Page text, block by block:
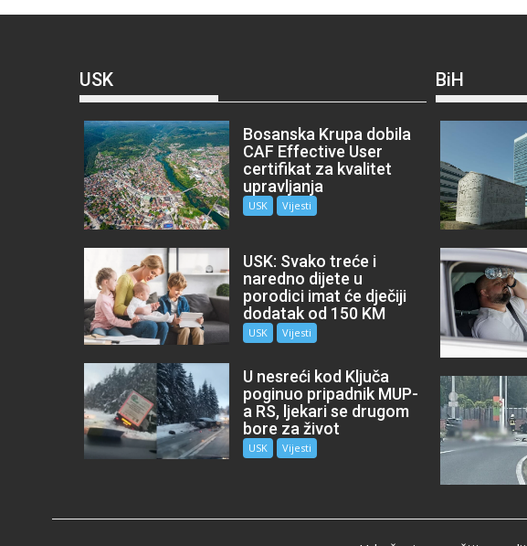
USK
Bosanska Krupa dobila
CAF Effective User
certifikat za kvalitet
upravljanja
USK Vijesti
USK: Svako treće i
naredno dijete u
porodici imat će dječiji
dodatak od 150 KM
USK Vijesti
U nesreći kod Ključa
poginuo pripadnik MUP-
a RS, ljekari se drugom
bore za život
USK Vijesti
BiH